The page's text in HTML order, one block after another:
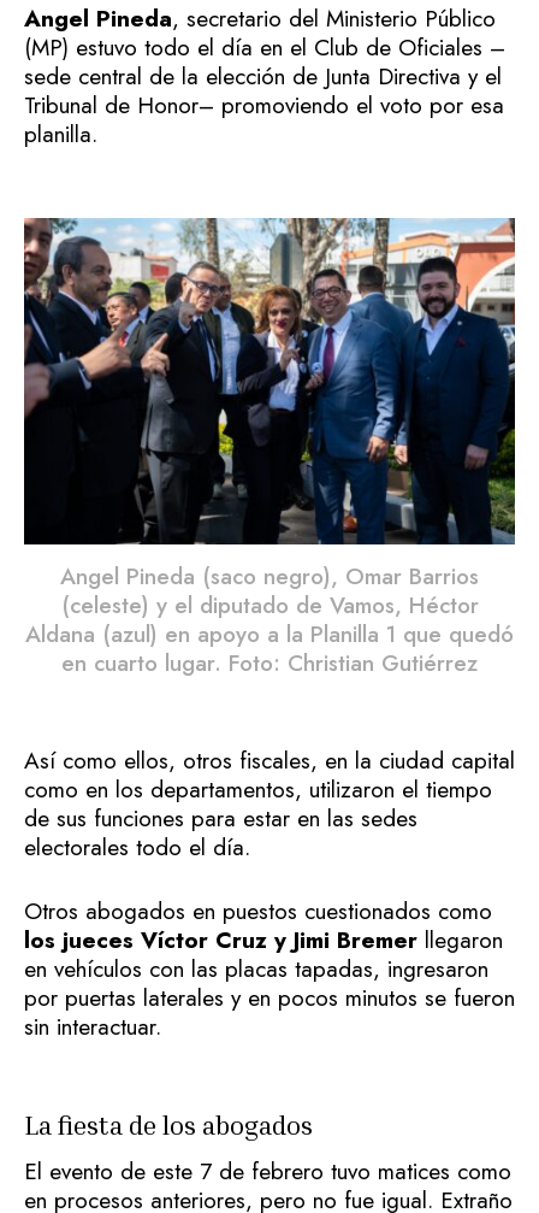
Angel Pineda, secretario del Ministerio Público
(MP) estuvo todo el día en el Club de Oficiales –
sede central de la elección de Junta Directiva y el
Tribunal de Honor– promoviendo el voto por esa
planilla.
Angel Pineda (saco negro), Omar Barrios
(celeste) y el diputado de Vamos, Héctor
Aldana (azul) en apoyo a la Planilla 1 que quedó
en cuarto lugar. Foto: Christian Gutiérrez
Así como ellos, otros fiscales, en la ciudad capital
como en los departamentos, utilizaron el tiempo
de sus funciones para estar en las sedes
electorales todo el día.
Otros abogados en puestos cuestionados como
los jueces Víctor Cruz y Jimi Bremer llegaron
en vehículos con las placas tapadas, ingresaron
por puertas laterales y en pocos minutos se fueron
sin interactuar.
La fiesta de los abogados
El evento de este 7 de febrero tuvo matices como
en procesos anteriores, pero no fue igual. Extraño